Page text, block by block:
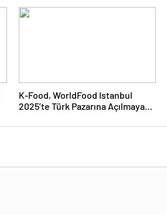
K-Food, WorldFood Istanbul
2025’te Türk Pazarına Açılmaya